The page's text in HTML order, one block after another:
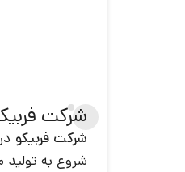
شرکت
شرکت فربيكو
شروع به توليد